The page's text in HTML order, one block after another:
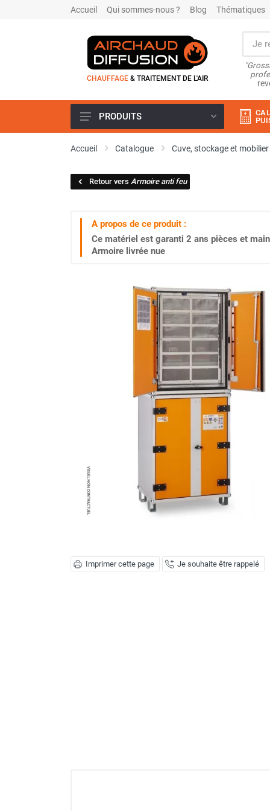
Accueil Qui sommes-nous ? Blog Thématiques
CHAUFFAGE & TRAITEMENT DE L'AIR
Climatiseur
Climatiseur mobile résidentiel et
Rafraîchisseur d'air
Rafraichisseur d'air mobile
Rafraîchisseur d'air gainable
Brumisateur d'air
Coffret de brumisation
Ventilateur brumisateur
Ventilateur / extracteur d'air mobile
Ventilateur industriel
Ventilateur de chantier
Ventilateur centrifuge
Ventilateur de bureau
Extracteur d'air mural
Extracteur d'air mural hélicoïde
Extracteur d'air mural centrifuge
Extracteur d'air mural ATEX
plafond
Déstratificateur industriel à pales
PRODUITS
Accueil Catalogue Cuve, stockage et mobilier
Retour vers Armoire anti feu
A propos de ce produit :
Ce matériel est garanti 2 ans pièces et
Armoire livrée nue
Imprimer cette page Je souhaite être rappelé